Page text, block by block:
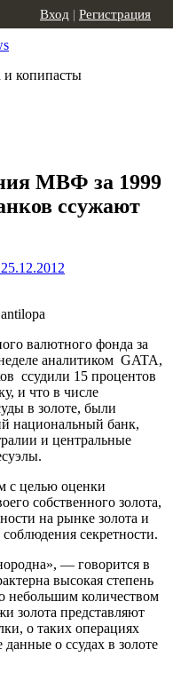
и копипасты
Вход | Регистрация
МВФ за 1999
ссужают
25.12.2012
валютного фонда за
аналитиком GATA,
ссудили 15 процентов
и что в числе
в золоте, были
национальный банк,
и центральные
с целью оценки
собственного золота,
на рынке золота и
секретности.
— говорится в
высокая степень
небольшим количеством
золота представляют
о таких операциях
о ссудах в золоте